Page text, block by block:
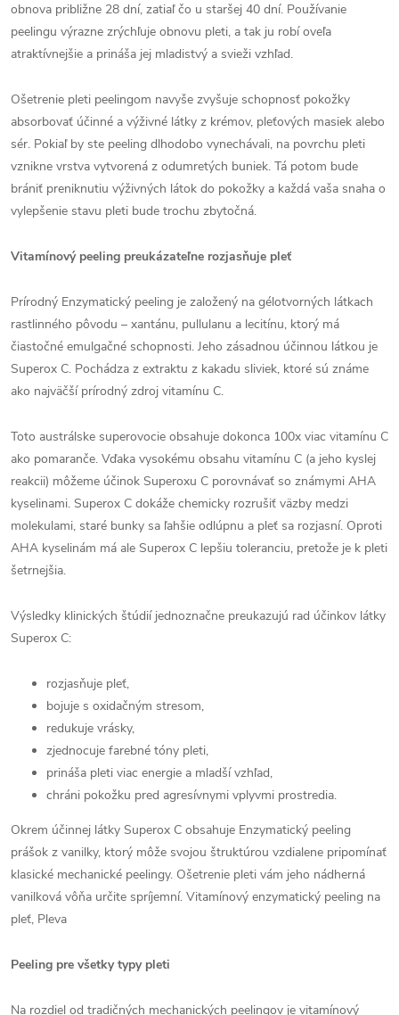
obnova približne 28 dní, zatiaľ čo u staršej 40 dní. Používanie
peelingu výrazne zrýchľuje obnovu pleti, a tak ju robí oveľa
atraktívnejšie a prináša jej mladistvý a svieži vzhľad.
Ošetrenie pleti peelingom navyše zvyšuje schopnosť pokožky
absorbovať účinné a výživné látky z krémov, pleťových masiek alebo
sér. Pokiaľ by ste peeling dlhodobo vynechávali, na povrchu pleti
vznikne vrstva vytvorená z odumretých buniek. Tá potom bude
brániť preniknutiu výživných látok do pokožky a každá vaša snaha o
vylepšenie stavu pleti bude trochu zbytočná.
Vitamínový peeling preukázateľne rozjasňuje pleť
Prírodný Enzymatický peeling je založený na gélotvorných látkach
rastlinného pôvodu – xantánu, pullulanu a lecitínu, ktorý má
čiastočné emulgačné schopnosti. Jeho zásadnou účinnou látkou je
Superox C. Pochádza z extraktu z kakadu sliviek, ktoré sú známe
ako najväčší prírodný zdroj vitamínu C.
Toto austrálske superovocie obsahuje dokonca 100x viac vitamínu C
ako pomaranče. Vďaka vysokému obsahu vitamínu C (a jeho kyslej
reakcii) môžeme účinok Superoxu C porovnávať so známymi AHA
kyselinami. Superox C dokáže chemicky rozrušiť väzby medzi
molekulami, staré bunky sa ľahšie odlúpnu a pleť sa rozjasní. Oproti
AHA kyselinám má ale Superox C lepšiu toleranciu, pretože je k pleti
šetrnejšia.
Výsledky klinických štúdií jednoznačne preukazujú rad účinkov látky
Superox C:
rozjasňuje pleť,
bojuje s oxidačným stresom,
redukuje vrásky,
zjednocuje farebné tóny pleti,
prináša pleti viac energie a mladší vzhľad,
chráni pokožku pred agresívnymi vplyvmi prostredia.
Okrem účinnej látky Superox C obsahuje Enzymatický peeling
prášok z vanilky, ktorý môže svojou štruktúrou vzdialene pripomínať
klasické mechanické peelingy. Ošetrenie pleti vám jeho nádherná
vanilková vôňa určite spríjemní. Vitamínový enzymatický peeling na
pleť, Pleva
Peeling pre všetky typy pleti
Na rozdiel od tradičných mechanických peelingov je vitamínový